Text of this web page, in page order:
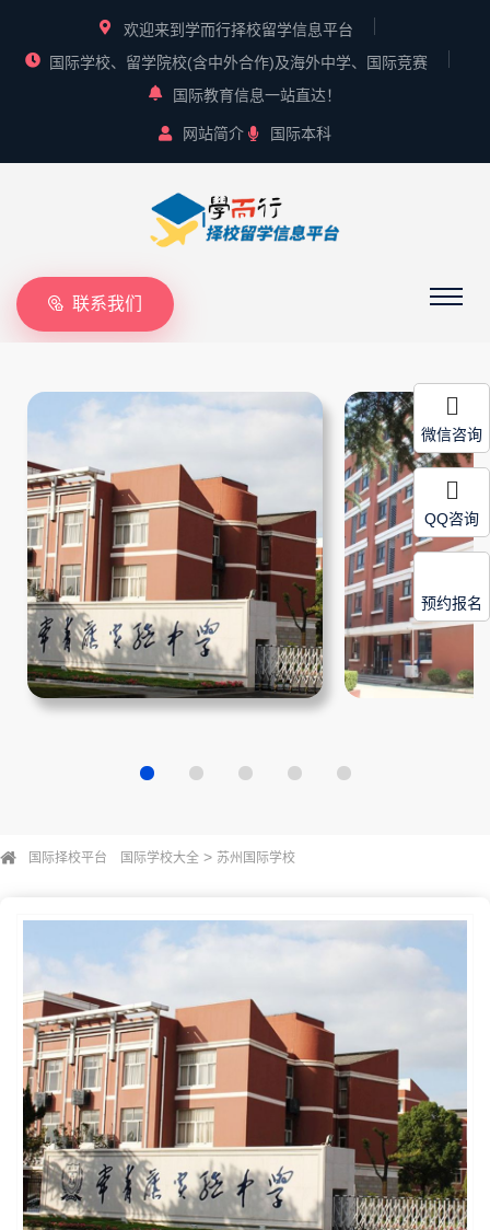
欢迎来到学而行择校留学信息平台
国际学校、留学院校(含中外合作)及海外中学、国际竞赛
国际教育信息一站直达！
网站简介 国际本科
联系我们
国际择校平台 国际学校大全 > 苏州国际学校
微信咨询
QQ咨询
预约报名